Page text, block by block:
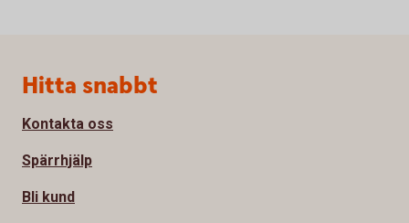
Sidfot
Hitta snabbt
Kontakta oss
Spärrhjälp
Bli kund